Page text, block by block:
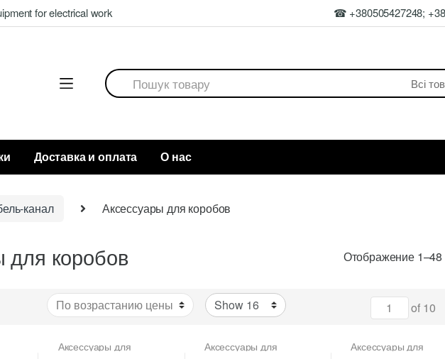
for electrical work ☎ +380505427248;
Search
for:
Доставка и оплата О нас
канал Аксессуары для коробов
для коробов Отображение 1–48
of 10
Аксессуары для Аксессуары для Аксессуары для